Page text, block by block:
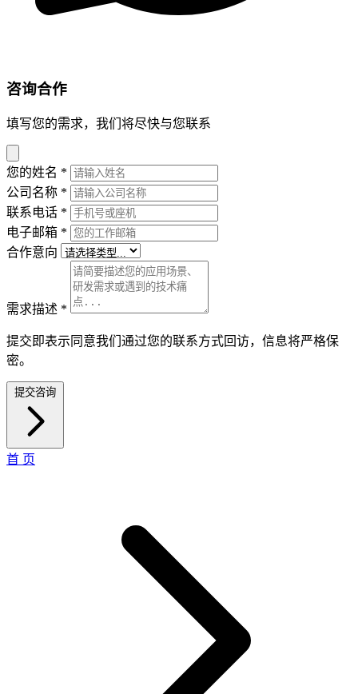
咨询合作
填写您的需求，我们将尽快与您联系
您的姓名 *
公司名称 *
联系电话 *
电子邮箱 *
合作意向
需求描述 *
提交即表示同意我们通过您的联系方式回访，信息将严格保
密。
提交咨询
首 页